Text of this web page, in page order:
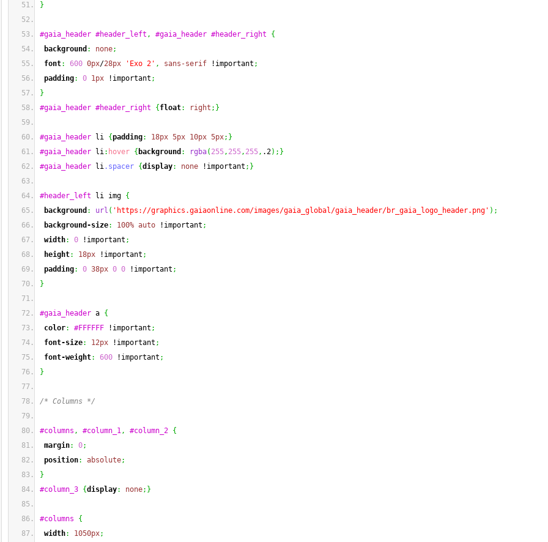
}
#gaia_header #header_left , #gaia_header #header_right
{
background : none;
font: 600 0px/28px 'Exo 2' , sans-serif !important ;
padding: 0 1px !important ;
}
#gaia_header #header_right { float: right ; }
#gaia_header li {padding: 18px 5px 10px 5px; }
#gaia_header li: hover { background : rgba( 255, 255, 255, .2) ; }
#gaia_header li .spacer {display: none !important ; }
#header_left li img {
background : url ( 'https://graphics.gaiaonline.com/images/gaia_global/gaia_header/br_gaia_logo_header.png' ) ;
background-size: 100% auto !important ;
width: 0 !important ;
height: 18px !important ;
padding: 0 38px 0 0 !important ;
}
#gaia_header a {
color: #FFFFFF !important ;
font-size: 12px !important ;
font-weight: 600 !important ;
}
/* Columns */
#columns , #column_1, #column_2 {
margin: 0;
position: absolute;
}
#column_3 {display: none; }
#columns
{
width: 1050px;